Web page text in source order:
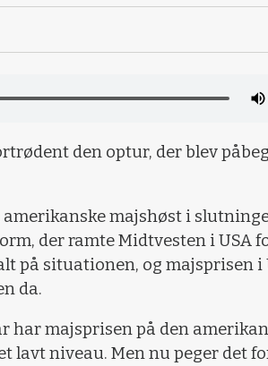
den optur, der blev
amerikanske majshøst i
der ramte Midtvesten i USA
på situationen, og majsprisen i
da.
har majsprisen på den
lavt niveau. Men nu peger det